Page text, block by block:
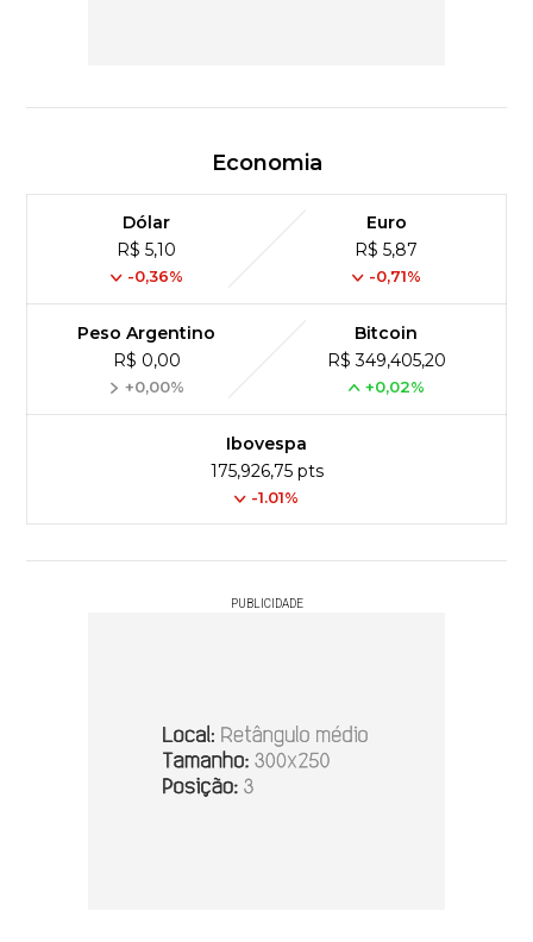
Economia
Dólar
R$ 5,10
-0,36%
Euro
R$ 5,87
-0,71%
Peso Argentino
R$ 0,00
+0,00%
Bitcoin
R$ 349,405,20
+0,02%
Ibovespa
175,926,75 pts
-1.01%
PUBLICIDADE